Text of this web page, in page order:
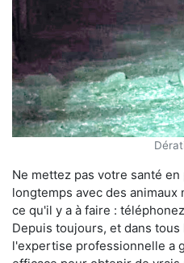
Ne mettez pas votre santé
longtemps avec des
ce qu'il y a à faire :
Depuis toujours, et dans
l'expertise professionnelle a